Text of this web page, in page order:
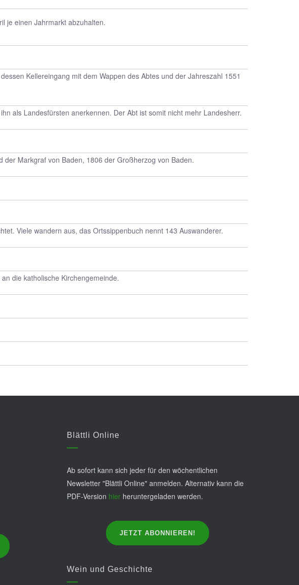
je einen Jahrmarkt abzuhalten.
Kellereingang mit dem Wappen des Abtes und der Jahreszahl 1551
als Landesfürsten anerkennen. Der Abt ist somit nicht mehr Landesherr.
Markgraf von Baden, 1806 der Großherzog von Baden.
Viele wandern aus, das Ortssippenbuch nennt 143 Auswanderer.
die katholische Kirchengemeinde.
Blättli Online
Ab sofort kann sich jeder für den wöchentlichen
Newsletter "Blättli Online" anmelden. Alternativ kann die
PDF-Version hier heruntergeladen werden.
JETZT ABONNIEREN!
Wein und Geschichte